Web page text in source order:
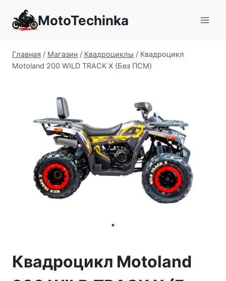
содержимому
MotoTechinka
Главная / Магазин / Квадроциклы / Квадроцикл
Motoland 200 WILD TRACK X (Без ПСМ)
Квадроцикл Motoland